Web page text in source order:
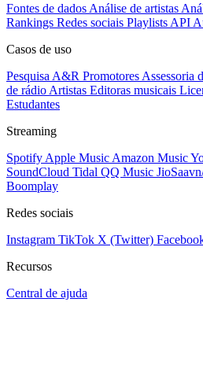
Fontes de dados Análise de artistas
Rankings Redes sociais Playlists API
Casos de uso
Pesquisa A&R Promotores Assessoria
de rádio Artistas Editoras musicais
Estudantes
Streaming
Spotify Apple Music Amazon Music
SoundCloud Tidal QQ Music
Boomplay
Redes sociais
Instagram TikTok X (Twitter)
Recursos
Central de ajuda